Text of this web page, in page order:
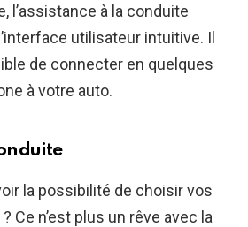
l’assistance à la conduite
utilisateur intuitive. Il
de connecter en quelques
à votre auto.
la possibilité de choisir vos
Ce n’est plus un rêve avec la